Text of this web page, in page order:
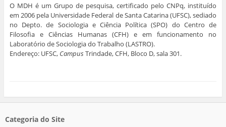
O MDH é um Grupo de pesquisa, certificado pelo CNPq, instituído
em 2006 pela Universidade Federal de Santa Catarina (UFSC), sediado
no Depto. de Sociologia e Ciência Política (SPO) do Centro de
Filosofia e Ciências Humanas (CFH) e em funcionamento no
Laboratório de Sociologia do Trabalho (LASTRO).
Endereço: UFSC, CampusTrindade, CFH, Bloco D, sala 301.
Categoria do Site